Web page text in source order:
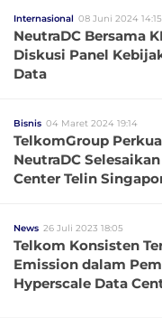
Internasional 08 Juni 2024 14:15
NeutraDC Bersama
Diskusi Panel
Data
Bisnis 04 Maret 2024 19:14
TelkomGroup
NeutraDC
Center Telin
News 26 Juli 2023 18:05
Telkom Konsisten
Emission dalam
Hyperscale Data